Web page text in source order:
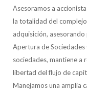
Asesoramos a
la totalidad del
adquisición,
Apertura de
sociedades, mantiene a
libertad del flujo de
Manejamos una amplia